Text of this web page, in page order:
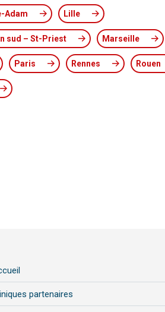
Adam Lille
sud – St-Priest Marseille
Paris Rennes Rouen
partenaires